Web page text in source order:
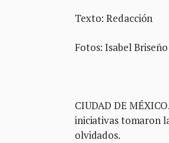
Texto: Redacción
Fotos: Isabel Briseño
CIUDAD DE
iniciativas tomaron
olvidados.